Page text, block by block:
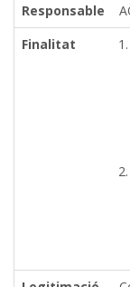
Responsable
Finalitat